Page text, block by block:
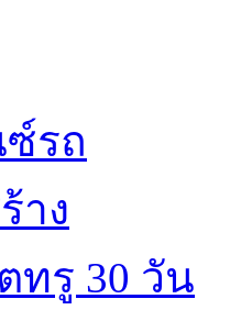
รถ
าง
ทรู 30 วัน